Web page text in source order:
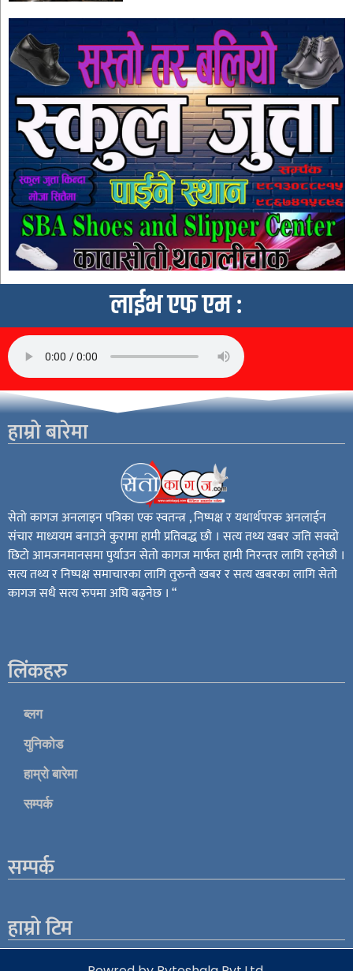
लाईभ एफ एम :
हाम्रो बारेमा
सेतो कागज अनलाइन पत्रिका एक स्वतन्त्र , निष्पक्ष र यथार्थपरक अनलाईन
संचार माध्ययम बनाउने कुरामा हामी प्रतिबद्ध छौ । सत्य तथ्य खबर जति सक्दो
छिटो आमजनमानसमा पुर्याउन सेतो कागज मार्फत हामी निरन्तर लागि रहनेछौ ।
सत्य तथ्य र निष्पक्ष समाचारका लागि तुरुन्तै खबर र सत्य खबरका लागि सेतो
कागज सधै सत्य रुपमा अघि बढ्नेछ । “
लिंकहरु
ब्लग
युनिकोड
हाम्रो बारेमा
सम्पर्क
सम्पर्क
हाम्रो टिम